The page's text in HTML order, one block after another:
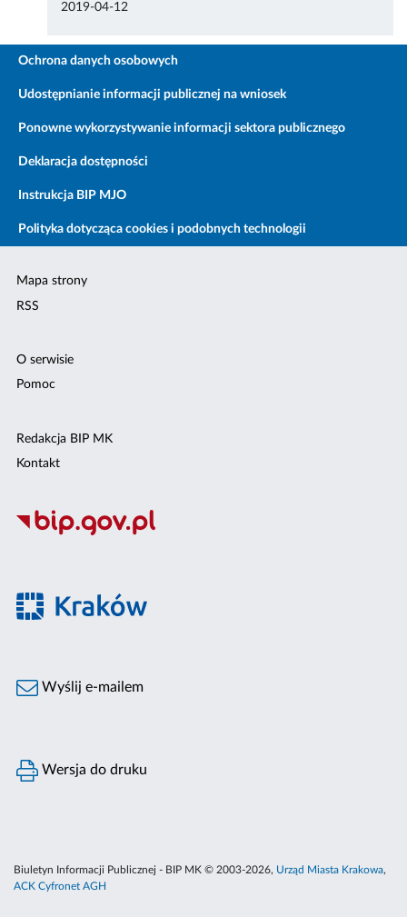
2019-04-12
Ochrona danych osobowych
Udostępnianie informacji publicznej na wniosek
Ponowne wykorzystywanie informacji sektora publicznego
Deklaracja dostępności
Instrukcja BIP MJO
Polityka dotycząca cookies i podobnych technologii
Mapa strony
RSS
O serwisie
Pomoc
Redakcja BIP MK
Kontakt
Wyślij e-mailem
Wersja do druku
Biuletyn Informacji Publicznej - BIP MK © 2003-2026, Urząd Miasta Krakowa,
ACK Cyfronet AGH